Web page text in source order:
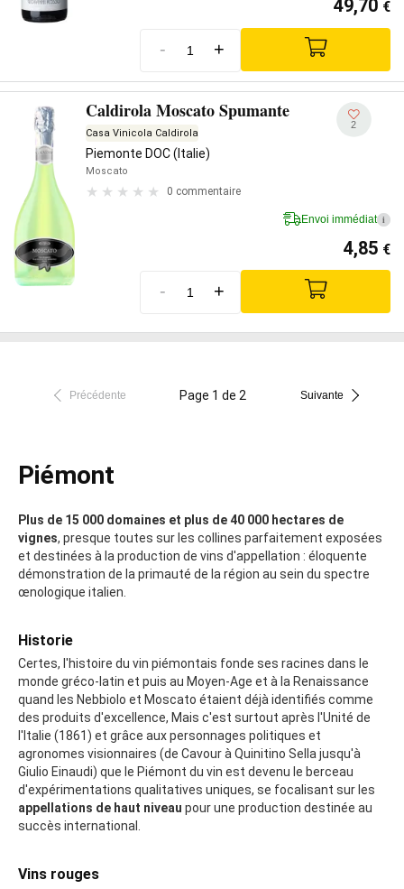
49,70 €
- +
Caldirola Moscato Spumante
Casa Vinicola Caldirola
Piemonte DOC (Italie)
Moscato
0 commentaire
2
Envoi immédiat i
4,85 €
- +
Précédente Page 1 de 2 Suivante
Piémont
Plus de 15 000 domaines et plus de 40 000 hectares de
vignes, presque toutes sur les collines parfaitement exposées
et destinées à la production de vins d'appellation : éloquente
démonstration de la primauté de la région au sein du spectre
œnologique italien.
Historie
Certes, l'histoire du vin piémontais fonde ses racines dans le
monde gréco-latin et puis au Moyen-Age et à la Renaissance
quand les Nebbiolo et Moscato étaient déjà identifiés comme
des produits d'excellence, Mais c'est surtout après l'Unité de
l'Italie (1861) et grâce aux personnages politiques et
agronomes visionnaires (de Cavour à Quinitino Sella jusqu'à
Giulio Einaudi) que le Piémont du vin est devenu le berceau
d'expérimentations qualitatives uniques, se focalisant sur les
appellations de haut niveau pour une production destinée au
succès international.
Vins rouges